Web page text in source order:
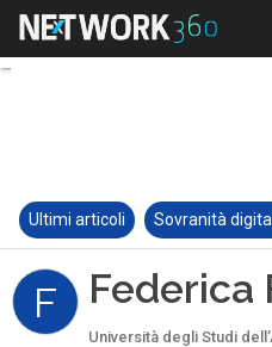
Ultimi articoli Sovranità
F Federica
Università degli Studi